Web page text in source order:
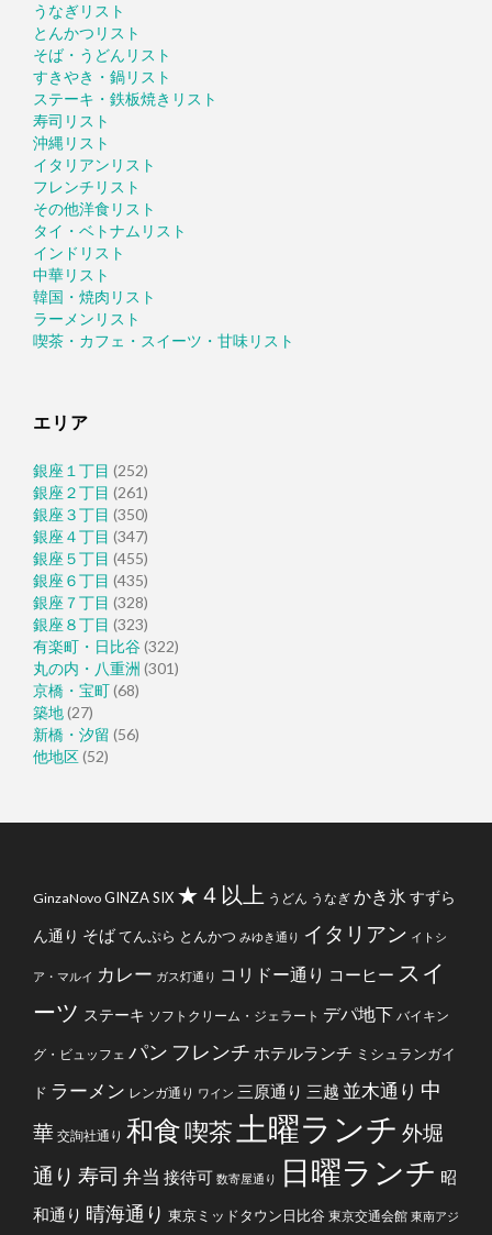
うなぎリスト
とんかつリスト
そば・うどんリスト
すきやき・鍋リスト
ステーキ・鉄板焼きリスト
寿司リスト
沖縄リスト
イタリアンリスト
フレンチリスト
その他洋食リスト
タイ・ベトナムリスト
インドリスト
中華リスト
韓国・焼肉リスト
ラーメンリスト
喫茶・カフェ・スイーツ・甘味リスト
エリア
銀座１丁目 (252)
銀座２丁目 (261)
銀座３丁目 (350)
銀座４丁目 (347)
銀座５丁目 (455)
銀座６丁目 (435)
銀座７丁目 (328)
銀座８丁目 (323)
有楽町・日比谷(322)
丸の内・八重洲 (301)
京橋・宝町(68)
築地(27)
新橋・汐留 (56)
他地区(52)
GinzaNovo GINZA SIX ★４以上 うどん うなぎ かき氷 すずら
ん通り そばてんぷら とんかつ みゆき通り イタリアン イトシ
ア・マルイ カレー ガス灯通り コリドー通り コーヒー スイ
ーツ ステーキ ソフトクリーム・ジェラート デパ地下 バイキン
グ・ビュッフェ パン フレンチ ホテルランチ ミシュランガイ
ド ラーメン レンガ通り ワイン 三原通り 三越 並木通り 中
華 交詢社通り 和食喫茶 土曜ランチ 外堀
通り 寿司 弁当 接待可 数寄屋通り 日曜ランチ 昭
和通り 晴海通り 東京ミッドタウン日比谷 東京交通会館 東南アジ